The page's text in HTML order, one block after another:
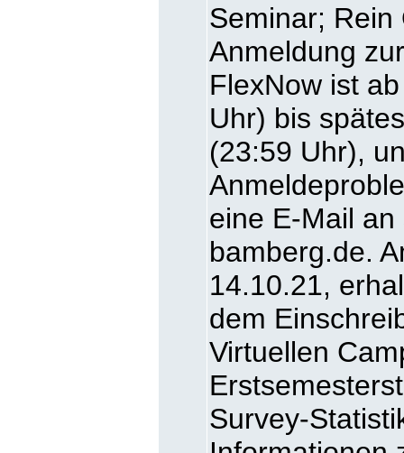
Seminar; Rein
Anmeldung
FlexNow ist
Uhr) bis
(23:59 Uhr),
eine E-Mail
bamberg.de.
14.10.21,
dem
Virtuellen
Survey-